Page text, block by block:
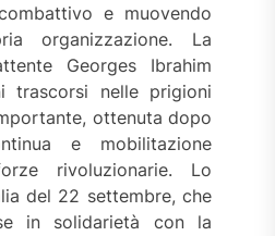
e muovendo
organizzazione. La
Georges Ibrahim
trascorsi nelle prigioni
ottenuta dopo
e mobilitazione
rivoluzionarie. Lo
del 22 settembre, che
in solidarietà con la